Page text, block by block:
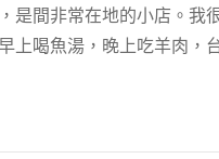
是間非常在地的小店。我
上喝魚湯，晚上吃羊肉，